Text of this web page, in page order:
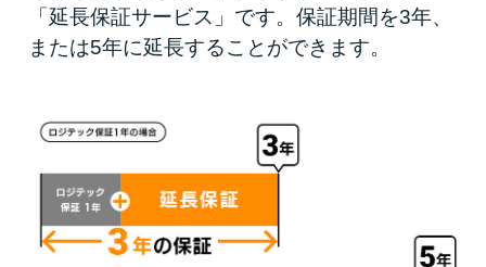
「延長保証サービス」です。保証期間を3年、
または5年に延長することができます。